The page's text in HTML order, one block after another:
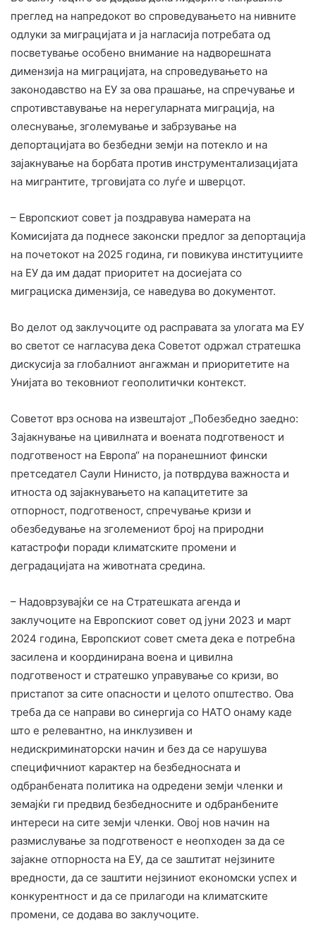
преглед на напредокот во спроведувањето на нивните
одлуки за миграцијата и ја нагласија потребата од
посветување особено внимание на надворешната
димензија на миграцијата, на спроведувањето на
законодавство на ЕУ за ова прашање, на спречување и
спротивставување на нерегуларната миграција, на
олеснување, зголемување и забрзување на
депортацијата во безбедни земји на потекло и на
зајакнување на борбата против инструментализацијата
на мигрантите, трговијата со луѓе и шверцот.
– Европскиот совет ја поздравува намерата на
Комисијата да поднесе законски предлог за депортација
на почетокот на 2025 година, ги повикува институциите
на ЕУ да им дадат приоритет на досиејата со
миграциска димензија, се наведува во документот.
Во делот од заклучоците од расправата за улогата ма ЕУ
во светот се нагласува дека Советот одржал стратешка
дискусија за глобалниот ангажман и приоритетите на
Унијата во тековниот геополитички контекст.
Советот врз основа на извештајот „Побезбедно заедно:
Зајакнување на цивилната и воената подготвеност и
подготвеност на Европа“ на поранешниот фински
претседател Саули Нинисто, ја потврдува важноста и
итноста од зајакнувањето на капацитетите за
отпорност, подготвеност, спречување кризи и
обезбедување на зголемениот број на природни
катастрофи поради климатските промени и
деградацијата на животната средина.
– Надоврзувајќи се на Стратешката агенда и
заклучоците на Европскиот совет од јуни 2023 и март
2024 година, Европскиот совет смета дека е потребна
засилена и координирана воена и цивилна
подготвеност и стратешко управување со кризи, во
пристапот за сите опасности и целото општество. Ова
треба да се направи во синергија со НАТО онаму каде
што е релевантно, на инклузивен и
недискриминаторски начин и без да се нарушува
специфичниот карактер на безбедносната и
одбранбената политика на одредени земји членки и
земајќи ги предвид безбедносните и одбранбените
интереси на сите земји членки. Овој нов начин на
размислување за подготвеност е неопходен за да се
зајакне отпорноста на ЕУ, да се заштитат нејзините
вредности, да се заштити нејзиниот економски успех и
конкурентност и да се прилагоди на климатските
промени, се додава во заклучоците.